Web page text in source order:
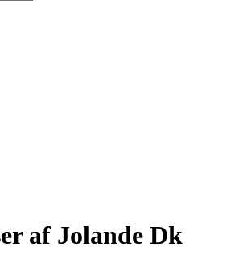
af Jolande Dk